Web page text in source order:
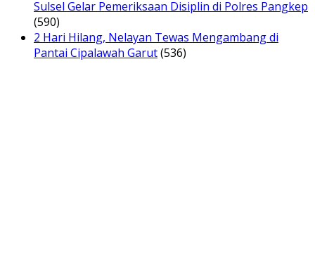
Sulsel Gelar Pemeriksaan Disiplin di Polres Pangkep
(590)
2 Hari Hilang, Nelayan Tewas Mengambang di
Pantai Cipalawah Garut(536)